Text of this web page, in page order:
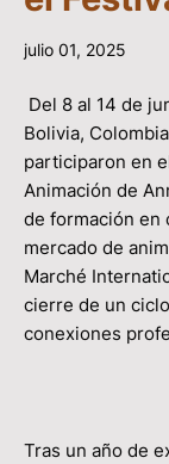
julio 01, 2025
Del 8 al 14 de
Bolivia,
participaron en
Animación de
de formación en
mercado de
Marché
cierre de un
conexiones
Tras un año de